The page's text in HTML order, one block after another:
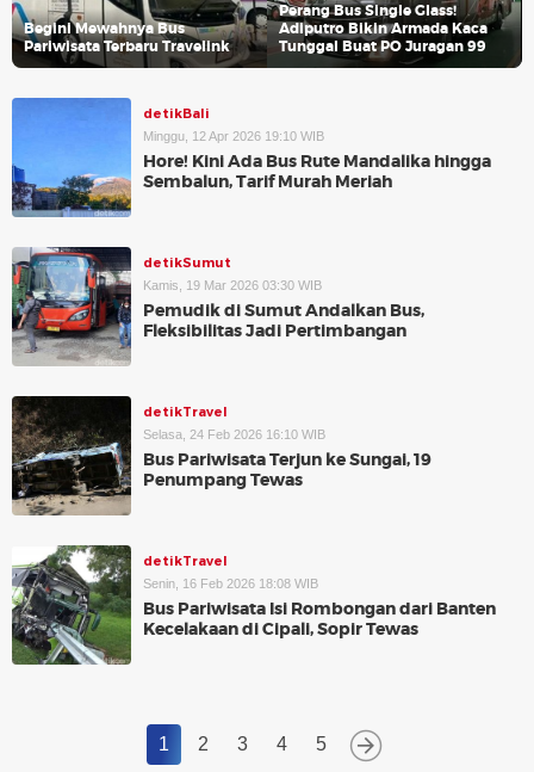
Begini Mewahnya Bus
Pariwisata Terbaru Travelink
Perang Bus Single Glass!
Adiputro Bikin Armada Kaca
Tunggal Buat PO Juragan 99
detikBali
Minggu, 12 Apr 2026 19:10 WIB
Hore! Kini Ada Bus Rute Mandalika hingga
Sembalun, Tarif Murah Meriah
detikSumut
Kamis, 19 Mar 2026 03:30 WIB
Pemudik di Sumut Andalkan Bus,
Fleksibilitas Jadi Pertimbangan
detikTravel
Selasa, 24 Feb 2026 16:10 WIB
Bus Pariwisata Terjun ke Sungai, 19
Penumpang Tewas
detikTravel
Senin, 16 Feb 2026 18:08 WIB
Bus Pariwisata Isi Rombongan dari Banten
Kecelakaan di Cipali, Sopir Tewas
1 2 3 4 5